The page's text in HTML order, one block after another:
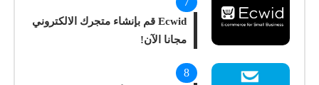
Ecwid قم بإنشاء متجرك الالكتروني
مجانا الآن!